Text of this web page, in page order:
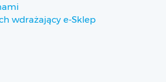
wdrażający e-Sklep